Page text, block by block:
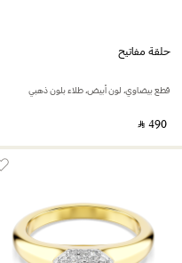
حلقة مفاتيح
قطع بيضاوي، لون أبيض، طلاء بلون ذهبي
‎ ⃁ ⁦490⁩ ‎